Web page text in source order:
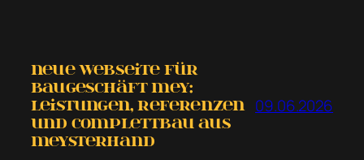
Neue Webseite für
Baugeschäft Mey:
Leistungen, Referenzen
und COMPLETTBAU aus
MEYSTERHAND
09.06.2026